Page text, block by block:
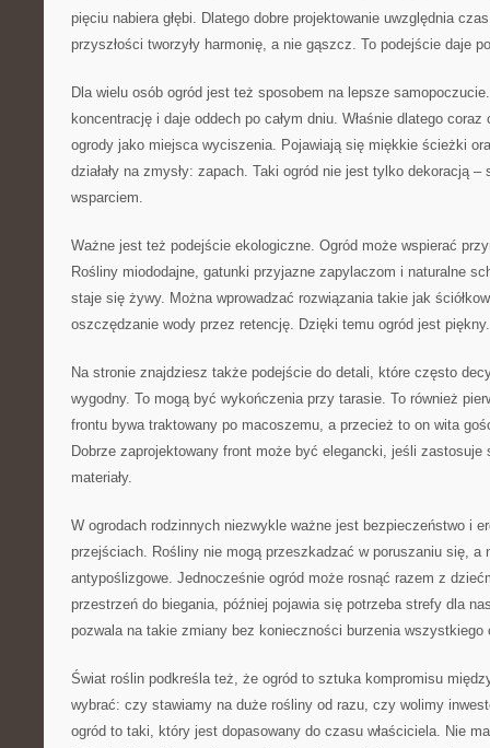
pięciu nabiera głębi. Dlatego dobre projektowanie uwzględnia
przyszłości tworzyły harmonię, a nie gąszcz. To podejście daje
Dla wielu osób ogród jest też sposobem na lepsze
koncentrację i daje oddech po całym dniu. Właśnie dlatego
ogrody jako miejsca wyciszenia. Pojawiają się miękkie ścieżki
działały na zmysły: zapach. Taki ogród nie jest tylko dekoracją
wsparciem.
Ważne jest też podejście ekologiczne. Ogród może wspierać
Rośliny miododajne, gatunki przyjazne zapylaczom i naturalne
staje się żywy. Można wprowadzać rozwiązania takie jak
oszczędzanie wody przez retencję. Dzięki temu ogród jest piękny.
Na stronie znajdziesz także podejście do detali, które często
wygodny. To mogą być wykończenia przy tarasie. To również
frontu bywa traktowany po macoszemu, a przecież to on wita
Dobrze zaprojektowany front może być elegancki, jeśli zastosuje
materiały.
W ogrodach rodzinnych niezwykle ważne jest bezpieczeństwo i
przejściach. Rośliny nie mogą przeszkadzać w poruszaniu się, a
antypoślizgowe. Jednocześnie ogród może rosnąć razem z
przestrzeń do biegania, później pojawia się potrzeba strefy dla
pozwala na takie zmiany bez konieczności burzenia wszystkiego
Świat roślin podkreśla też, że ogród to sztuka kompromisu
wybrać: czy stawiamy na duże rośliny od razu, czy wolimy
ogród to taki, który jest dopasowany do czasu właściciela. Nie